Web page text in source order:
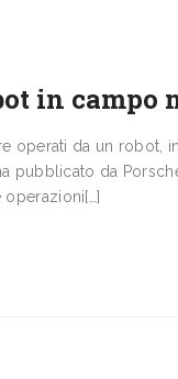
in campo
operati da un robot,
pubblicato da